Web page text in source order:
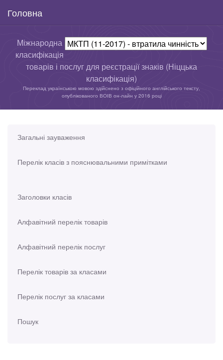
Головна
Міжнародна
класифікація
товарів і послуг для реєстрації знаків (Ніццька
класифікація)
Переклад українською мовою здійснено з офіційного англійського тексту,
опублікованого ВОІВ он-лайн у 2016 році
Загальні зауваження
Перелік класів з пояснювальними примітками
Заголовки класів
Алфавітний перелік товарів
Алфавітний перелік послуг
Перелік товарів за класами
Перелік послуг за класами
Пошук